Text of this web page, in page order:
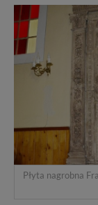
Płyta nagrobna